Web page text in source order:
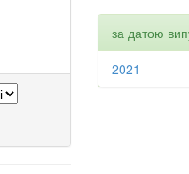
за датою
2021